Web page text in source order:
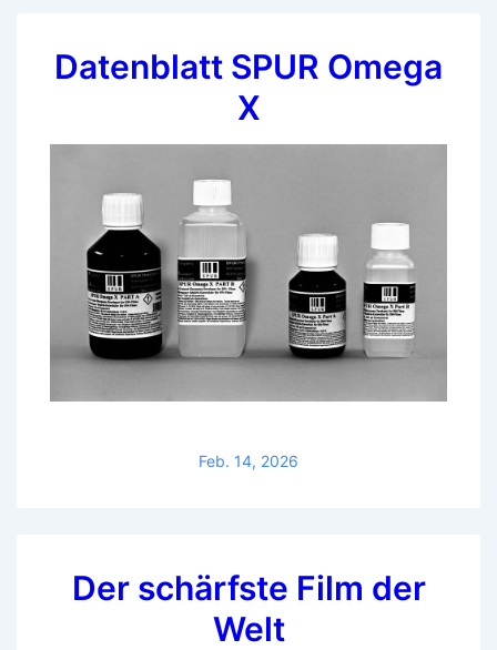
Datenblatt SPUR Omega
X
Feb. 14, 2026
Der schärfste Film der
Welt